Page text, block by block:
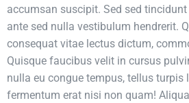
accumsan suscipit. Sed sed
ante sed nulla vestibulum hendrerit.
consequat vitae lectus dictum,
Quisque faucibus velit in cursus
nulla eu congue tempus, tellus turpis
fermentum erat nisi non quam!